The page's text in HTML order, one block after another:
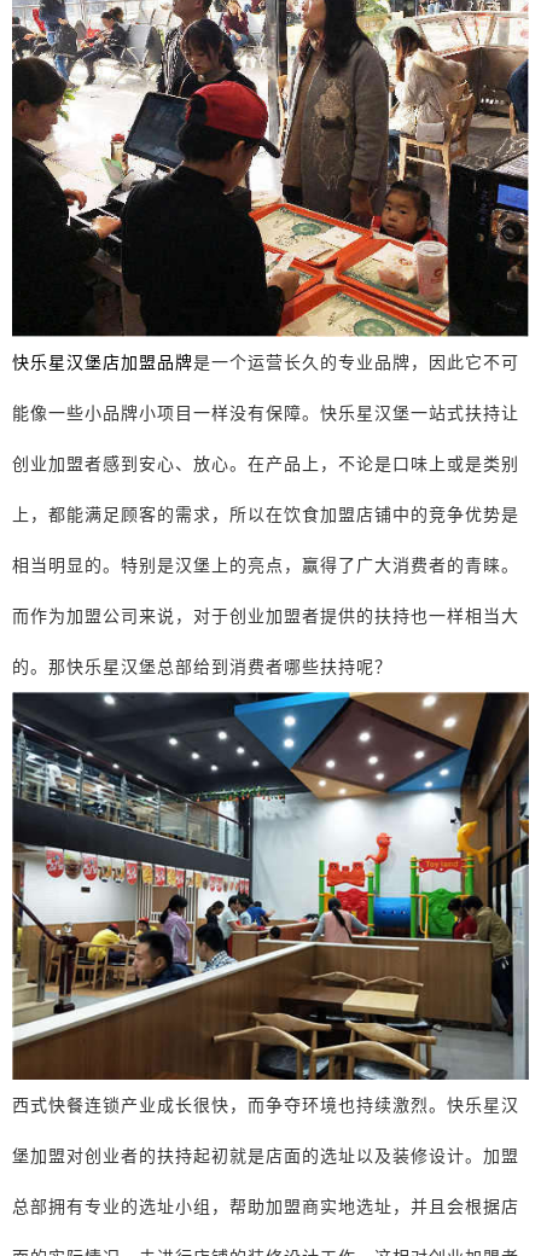
快乐星汉堡店加盟品牌是一个运营长久的专业品牌，因此它不可
能像一些小品牌小项目一样没有保障。快乐星汉堡一站式扶持让
创业加盟者感到安心、放心。在产品上，不论是口味上或是类别
上，都能满足顾客的需求，所以在饮食加盟店铺中的竞争优势是
相当明显的。特别是汉堡上的亮点，赢得了广大消费者的青睐。
而作为加盟公司来说，对于创业加盟者提供的扶持也一样相当大
的。那快乐星汉堡总部给到消费者哪些扶持呢？
西式快餐连锁产业成长很快，而争夺环境也持续激烈。快乐星汉
堡加盟对创业者的扶持起初就是店面的选址以及装修设计。加盟
总部拥有专业的选址小组，帮助加盟商实地选址，并且会根据店